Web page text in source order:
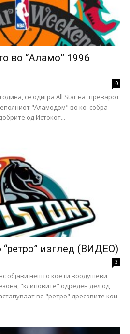
во “Аламо” 1996
0
се одигра All Star натпреварот
"Аламодом" во кој собра
од Истокот...
“ретро” изглед (ВИДЕО)
3
објави нешто кое ги воодушеви
"клиповите" одреден дел од
во "ретро" дресовите кои